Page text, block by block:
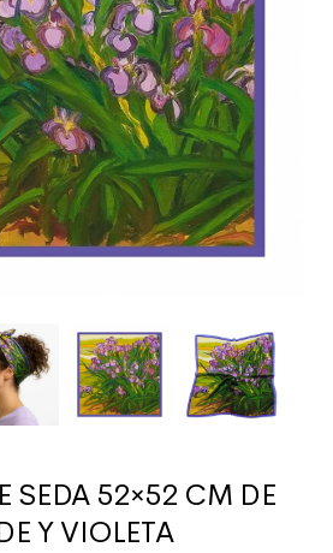
SEDA 52×52 CM DE
Y VIOLETA